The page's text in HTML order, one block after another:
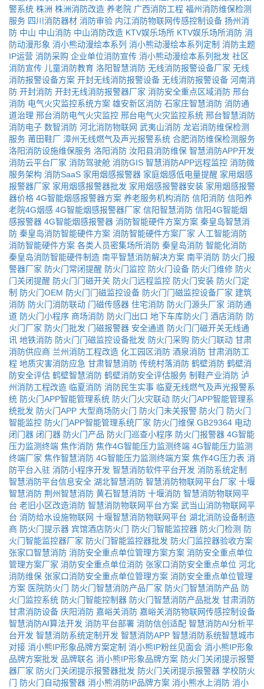
警系统 株洲 株洲消防改造 养老院 广西消防工程 福州消防维保检测
服务 四川消防器材 消防审验 内江消防物联网传感控制设备 扬州消
防 中山 中山消防 中山消防改造 KTV娱乐场所 KTV娱乐场所消防 消
防动漫形象 消小熊动漫绘本系列 消小熊动漫绘本系列定制 消防主题
IP运营 消防采购 企业单位消防宣传 消小熊动漫绘本系列批发 社区
消防宣传 儿童消防教育 洛阳智慧消防 无线消防报警设备厂家 无线
消防报警设备方案 开封无线消防报警设备 无线消防报警设备 河南消
防 开封消防 开封无线消防报警器厂家 消防安全重点区域消防 邢台
消防 电气火灾监控系统方案 雄安新区消防 石家庄智慧消防 消防通
道治理 邢台消防电气火灾监控 邢台电气火灾监控系统 邢台智慧消防
消防电子 数智消防 河北消防物联网 武夷山消防 龙岩消防维保检测
服务 莆田鞋厂 漳州无线燃气及声光报警系统 合肥消防维保检测服务
洛阳消防设施维保服务 洛阳消防 汝阳县消防维保 智慧消防APP开发
消防云平台厂家 消防驾驶舱 消防GIS 智慧消防APP远程监控 消防微
服务架构 消防SaaS 家用烟感报警器 家庭烟感低电量提醒 家用烟感
报警器厂家 家用烟感报警器批发 家用烟感报警器安装 家用烟感报警
器价格 4G智能烟感报警器方案 养老服务机构消防 信阳消防 信阳养
老院4G烟感 4G智能烟感报警器厂家 信阳智慧消防 信阳4G智能烟
感报警器 4G智能烟感报警器 消防智能硬件方案方案 秦皇岛智慧消
防 秦皇岛消防智能硬件方案 消防智能硬件方案厂家 人工智能消防
消防智能硬件方案 各类人员密集场所消防 秦皇岛消防 智能化消防
秦皇岛消防智能硬件制造 南平智慧消防解决方案 南平消防 防火门报
警器厂家 防火门常闭提醒 防火门监控 防火门设备 防火门维修 防火
门关闭提醒 防火门门磁开关 防火门远程监控 防火门安装 防火门定
制 防火门OEM 防火门门磁监控设备 防火门门磁监控设备厂家 建筑
消防 防火门消防联动 门磁传感器 住宅消防 防火门源头厂家 消防通
道 防火门小程序 商场消防 防火门出口 地下车库防火门 酒店消防 防
火门厂家 防火门批发 门磁报警器 安全通道 防火门门磁开关无线通
讯 地铁消防 防火门门磁监控设备批发 防火门采购 防火门联动 甘肃
消防供应商 兰州消防工程改造 化工园区消防 酒泉消防 甘肃消防工
程 地质灾害消防应急 甘肃智慧消防 传统村落消防 鹤壁消防 鹤壁消
防安全评估 鹤壁智慧消防 鹤壁消防安全评估服务 制鞋产业消防 泸
州消防工程改造 临夏消防 消防民生实事 临夏无线燃气及声光报警系
统 防火门APP智能管理系统 防火门火灾联动 防火门APP智能管理系
统批发 防火门APP 大型商场防火门 防火门未关报警 防火门 防火门
智能监控 防火门APP智能管理系统厂家 防火门维保 GB29364 电动
闭门器 闭门器 防火门产品 防火门巡查小程序 防火门报警器 4G智能
压力监测终端 焦作消防 焦作4G智能压力监测终端 4G智能压力监测
终端厂家 焦作智慧消防 4G智能压力监测终端方案 焦作4G压力表 消
防平台入驻 消防小程序开发 智慧消防软件平台开发 消防系统定制
智慧消防平台信息安全 湖北智慧消防 智慧消防物联网平台厂家 十堰
智慧消防 荆州智慧消防 黄石智慧消防 十堰消防 智慧消防物联网平
台 老旧小区改造消防 智慧消防物联网平台方案 武当山消防物联网平
台 消防给水设施物联网 十堰智慧消防物联网平台 湖北消防设备制造
商 防火门提示器 宾馆酒店防火门 防火门智能监控器 防火门检测 防
火门智能监控器厂家 防火门智能监控器批发 防火门监控器验收方案
张家口智慧消防 消防安全重点单位管理方案方案 消防安全重点单位
管理方案厂家 消防安全重点单位消防 张家口消防安全重点单位 河北
消防维保 张家口消防安全重点单位管理方案 消防安全重点单位管理
方案 医院防火门 防火门智慧消防产品厂家 防火门智慧消防产品 防
火门监控系统 防火门智能控制器 防火门智慧消防产品批发 甘肃消防
甘肃消防设备 庆阳消防 嘉峪关消防 嘉峪关消防物联网传感控制设备
智慧消防AI算法开发 消防平台部署 消防信创适配 智慧消防AI分析平
台开发 智慧消防系统定制开发 智慧消防APP 智慧消防系统智慧城市
对接 消小熊IP形象品牌方案定制 消小熊IP粉丝见面会 消小熊IP形象
品牌方案批发 品牌联名 消小熊IP形象品牌方案 防火门关闭提示报警
器厂家 防火门关闭提示报警器批发 防火门关闭提示报警器 学校防火
门 防火门自动报警器 消小熊消防IP品牌方案 消小熊水上消防 消小